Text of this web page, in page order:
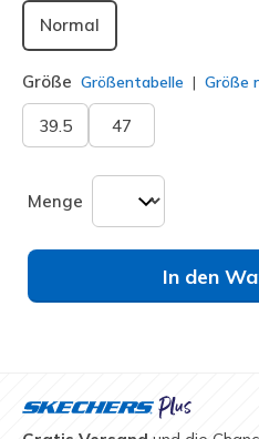
Normal
Größe Größentabelle Größe
39.5 47
Menge
In den